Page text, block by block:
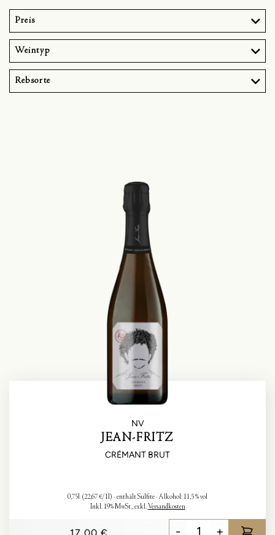
Preis
Weintyp
Rebsorte
NV
JEAN-FRITZ
CRÉMANT BRUT
0,75l (22,67 €/1l) enthält Sulfite Alkohol: 11,5 % vol
Inkl. 19% MwSt.,exkl. Versandkosten
- +